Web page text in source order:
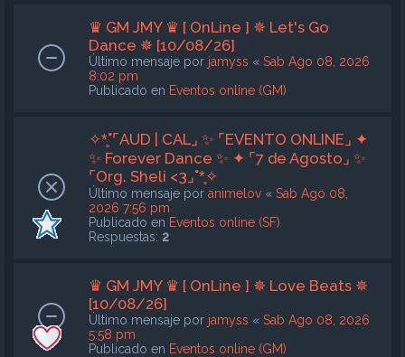
♛ GM JMY ♛ [ OnLine ] ✵ Let's Go
Dance ✵ [10/08/26]
Último mensaje por jamyss « Sab Ago 08, 2026
8:02 pm
Publicado en Eventos online (GM)
✧*̥˚⌜AUD | CAL⌟ ✨ ⌜EVENTO ONLINE⌟ ✦
✨ Forever Dance ✨ ✦ ⌜7 de Agosto⌟ ✨
⌜Org. Sheli <3⌟˚*̥✧
Último mensaje por animelov « Sab Ago 08,
2026 7:56 pm
Publicado en Eventos online (SF)
Respuestas: 2
♛ GM JMY ♛ [ OnLine ] ✵ Love Beats ✵
[10/08/26]
Último mensaje por jamyss « Sab Ago 08, 2026
5:58 pm
Publicado en Eventos online (GM)